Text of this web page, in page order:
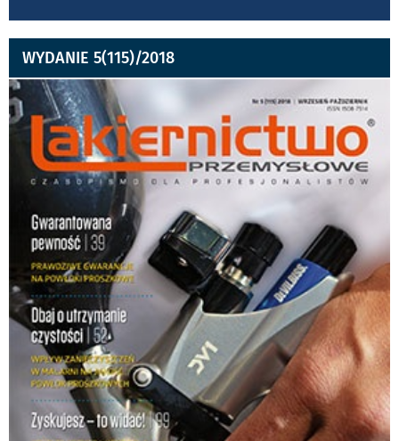
WYDANIE 5(115)/2018